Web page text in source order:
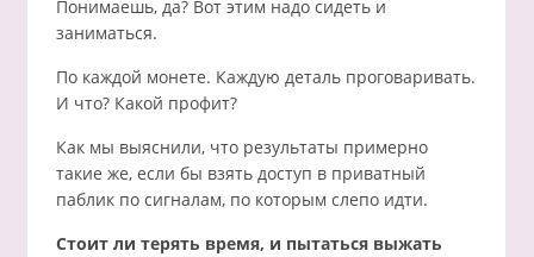
Понимаешь, да? Вот этим надо сидеть и
заниматься.
По каждой монете. Каждую деталь проговаривать.
И что? Какой профит?
Как мы выяснили, что результаты примерно
такие же, если бы взять доступ в приватный
паблик по сигналам, по которым слепо идти.
Стоит ли терять время, и пытаться выжать